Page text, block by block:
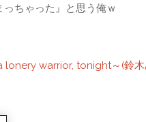
ちゃった』と思う俺ｗ
warrior, tonight～(鈴木